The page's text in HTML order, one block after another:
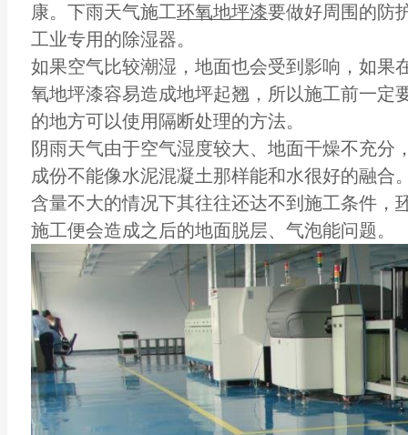
康。下雨天气施工环氧地坪漆要做好周围的防
工业专用的除湿器。
如果空气比较潮湿，地面也会受到影响，如果
氧地坪漆容易造成地坪起翘，所以施工前一定
的地方可以使用隔断处理的方法。
阴雨天气由于空气湿度较大、地面干燥不充分
成份不能像水泥混凝土那样能和水很好的融合
含量不大的情况下其往往还达不到施工条件，
施工便会造成之后的地面脱层、气泡能问题。